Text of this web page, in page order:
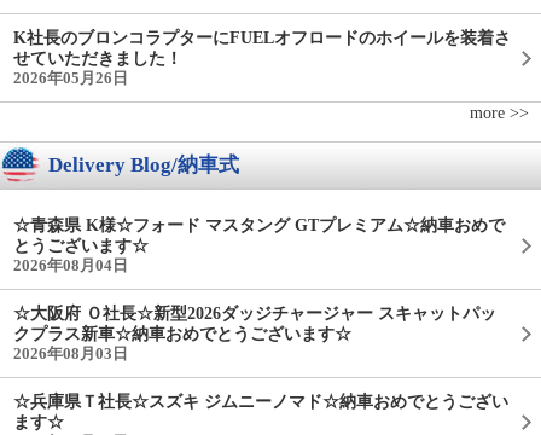
K社長のブロンコラプターにFUELオフロードのホイールを装着さ
せていただきました！
2026年05月26日
more >>
Delivery Blog/納車式
☆青森県 K様☆フォード マスタング GTプレミアム☆納車おめで
とうございます☆
2026年08月04日
☆大阪府 Ｏ社長☆新型2026ダッジチャージャー スキャットパッ
クプラス新車☆納車おめでとうございます☆
2026年08月03日
☆兵庫県Ｔ社長☆スズキ ジムニーノマド☆納車おめでとうござい
ます☆